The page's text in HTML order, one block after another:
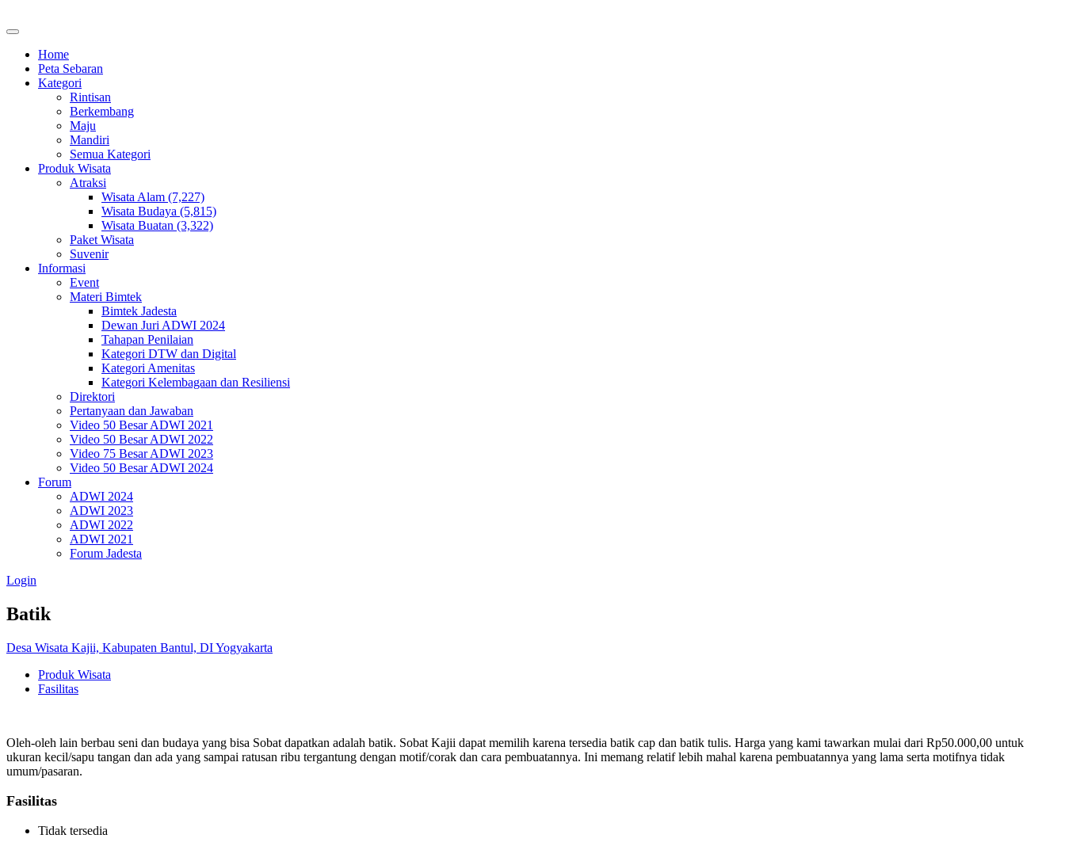
Home
Peta Sebaran
Kategori
Rintisan
Berkembang
Maju
Mandiri
Semua Kategori
Produk Wisata
Atraksi
Wisata Alam (7,227)
Wisata Budaya (5,815)
Wisata Buatan (3,322)
Paket Wisata
Suvenir
Informasi
Event
Materi Bimtek
Bimtek Jadesta
Dewan Juri ADWI 2024
Tahapan Penilaian
Kategori DTW dan Digital
Kategori Amenitas
Kategori Kelembagaan dan Resiliensi
Direktori
Pertanyaan dan Jawaban
Video 50 Besar ADWI 2021
Video 50 Besar ADWI 2022
Video 75 Besar ADWI 2023
Video 50 Besar ADWI 2024
Forum
ADWI 2024
ADWI 2023
ADWI 2022
ADWI 2021
Forum Jadesta
Login
Batik
Desa Wisata Kajii, Kabupaten Bantul, DI Yogyakarta
Produk Wisata
Fasilitas
Oleh-oleh lain berbau seni dan budaya yang bisa Sobat dapatkan adalah batik. Sobat Kajii dapat memilih karena tersedia batik cap dan batik tulis. Harga yang kami tawarkan mulai dari Rp50.000,00 untuk
ukuran kecil/sapu tangan dan ada yang sampai ratusan ribu tergantung dengan motif/corak dan cara pembuatannya. Ini memang relatif lebih mahal karena pembuatannya yang lama serta motifnya tidak
umum/pasaran.
Fasilitas
Tidak tersedia